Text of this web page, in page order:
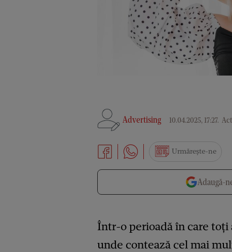
Advertising 10.04.2025, 17:27.
Urmărește-ne
Adaugă-
Într-o perioadă în care toți
unde contează cel mai